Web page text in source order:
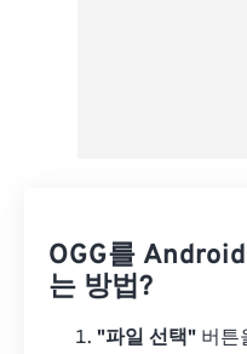
OGG를
는 방법?
"파일 선택" 버튼